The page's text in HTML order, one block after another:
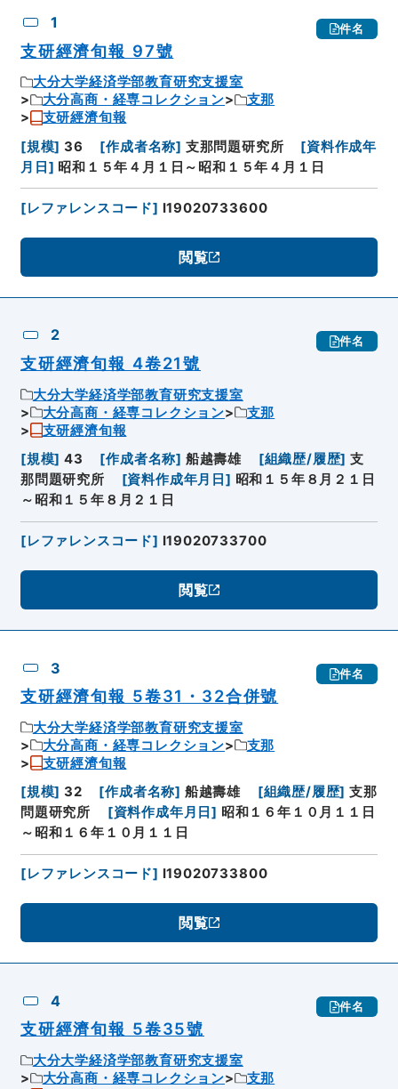
1 件名
支研經濟旬報 97號
大分大学経済学部教育研究支援室
大分高商・経専コレクション
支那
支研經濟旬報
[規模] 36 [作成者名称] 支那問題研究所 [資料作成年
月日 ] 昭和１５年４月１日～昭和１５年４月１日
[レファレンスコード] I19020733600
閲覧
2 件名
支研經濟旬報 4卷21號
大分大学経済学部教育研究支援室
大分高商・経専コレクション
支那
支研經濟旬報
[規模] 43 [作成者名称] 船越壽雄 [組織歴/履歴] 支
那問題研究所
[資料作成年月日 ] 昭和１５年８月２１日
～昭和１５年８月２１日
[レファレンスコード] I19020733700
閲覧
3 件名
支研經濟旬報 5卷31・32合併號
大分大学経済学部教育研究支援室
大分高商・経専コレクション
支那
支研經濟旬報
[規模] 32 [作成者名称] 船越壽雄 [組織歴/履歴] 支那
問題研究所
[資料作成年月日] 昭和１６年１０月１１日
～昭和１６年１０月１１日
[レファレンスコード] I19020733800
閲覧
4 件名
支研經濟旬報 5卷35號
大分大学経済学部教育研究支援室
大分高商・経専コレクション
支那